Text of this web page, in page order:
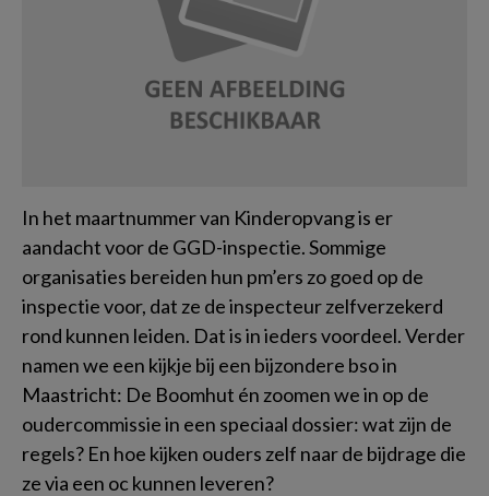
In het maartnummer van Kinderopvang is er
aandacht voor de GGD-inspectie. Sommige
organisaties bereiden hun pm’ers zo goed op de
inspectie voor, dat ze de inspecteur zelfverzekerd
rond kunnen leiden. Dat is in ieders voordeel. Verder
namen we een kijkje bij een bijzondere bso in
Maastricht: De Boomhut én zoomen we in op de
oudercommissie in een speciaal dossier: wat zijn de
regels? En hoe kijken ouders zelf naar de bijdrage die
ze via een oc kunnen leveren?